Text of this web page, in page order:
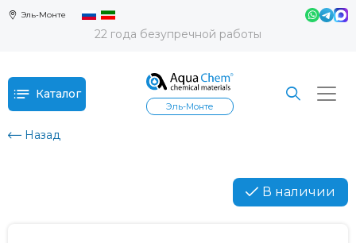
Эль-Монте
22 года безупречной работы
Каталог
Эль-Монте
Назад
В наличии